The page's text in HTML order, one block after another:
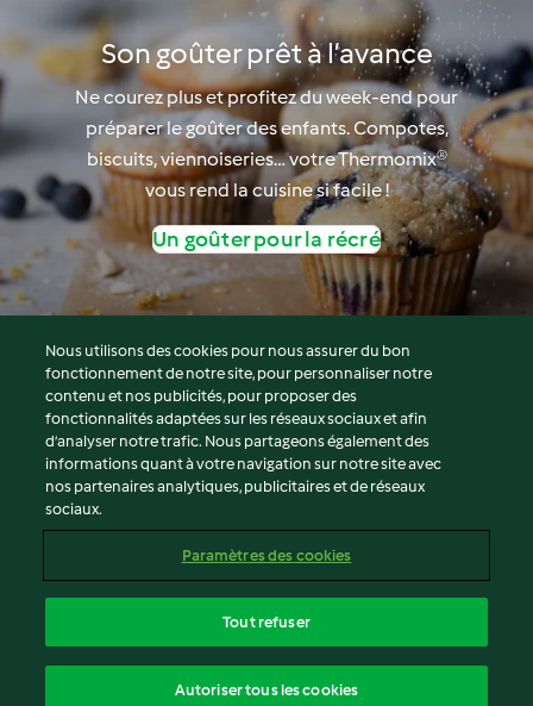
Son goûter prêt à l’avance
Ne courez plus et profitez du week-end pour
préparer le goûter des enfants. Compotes,
biscuits, viennoiseries… votre Thermomix®
vous rend la cuisine si facile !
Un goûter pour la récré
© Copyright 2026
Conditions d'utilisation
Politique de confidentialité
Non-responsabilité
Mentions légales
Contenu du rapport
Déclaration d'accessibilité
Nous utilisons des cookies pour nous assurer du bon
fonctionnement de notre site, pour personnaliser notre
contenu et nos publicités, pour proposer des
fonctionnalités adaptées sur les réseaux sociaux et afin
d’analyser notre trafic. Nous partageons également des
informations quant à votre navigation sur notre site avec
nos partenaires analytiques, publicitaires et de réseaux
sociaux.
Paramètres des cookies
Tout refuser
Autoriser tous les cookies